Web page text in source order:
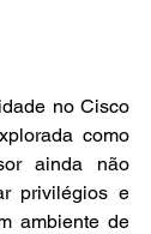
no Cisco
como
ainda não
privilégios e
ambiente de